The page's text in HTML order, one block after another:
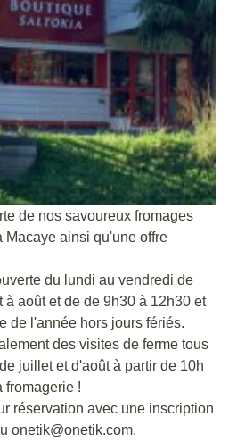
de nos savoureux fromages
Macaye ainsi qu'une offre
du lundi au vendredi de
août et de de 9h30 à 12h30 et
de l'année hors jours fériés.
des visites de ferme tous
juillet et d'août à partir de 10h
fromagerie !
réservation avec une inscription
onetik@onetik.com.